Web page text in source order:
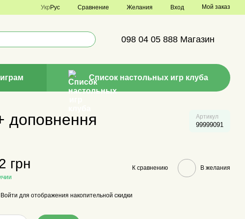
Укр Рус Сравнение Желания Вход Мой заказ
098 04 05 888 Магазин
Список настольных игр клуба
доповнення Артикул
99999091
грн К сравнению В желания
Войти для отображения накопительной скидки